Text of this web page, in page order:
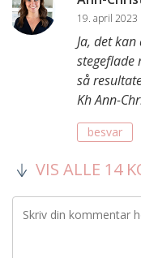
19. april 2023
Ja, det
stegeflade
så
Kh Ann-
besvar
VIS ALLE 14